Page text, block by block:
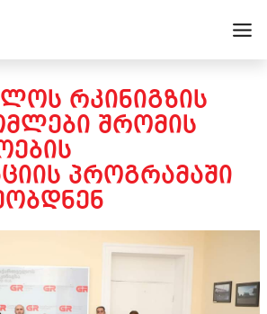
ᲠᲙᲘᲜᲘᲒᲖᲘᲡ
ᲨᲠᲝᲛᲘᲡ
ᲞᲠᲝᲒᲠᲐᲛᲐᲨᲘ